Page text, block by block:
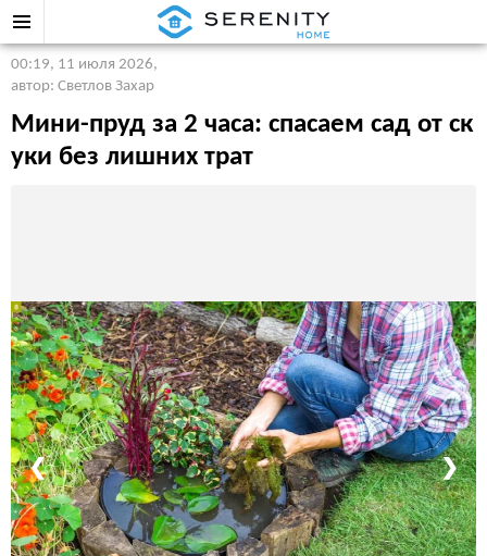
00:19, 11 июля 2026,
автор: Светлов Захар
Мини-пруд за 2 часа: спасаем сад от ск
уки без лишних трат
❮ ❯